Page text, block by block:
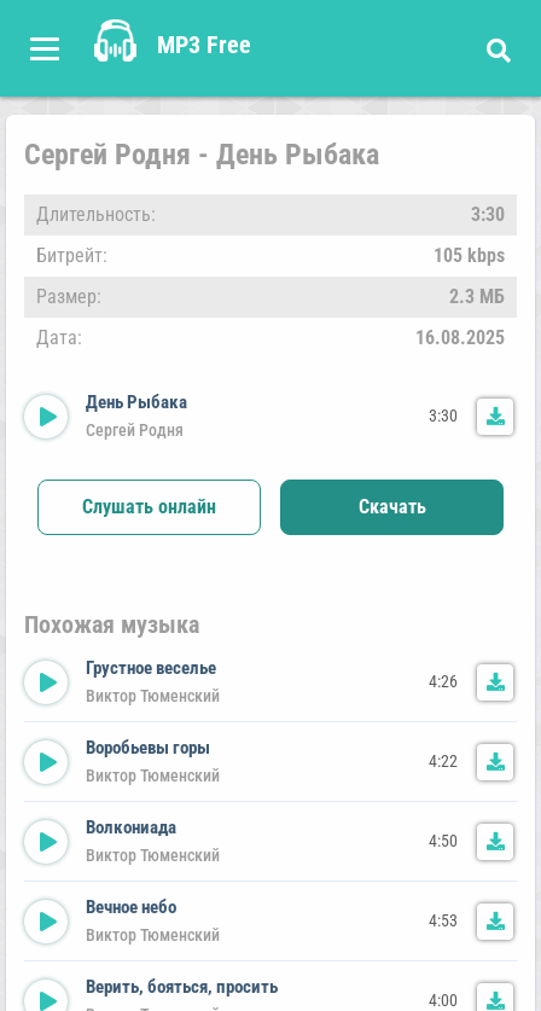
MP3 Free
Сергей Родня - День Рыбака
Длительность:
3:30
Битрейт:
105 kbps
Размер:
2.3 МБ
Дата:
16.08.2025
День Рыбака
Сергей Родня
3:30
Слушать онлайн Скачать
Похожая музыка
Грустное веселье
Виктор Тюменский
4:26
Воробьевы горы
Виктор Тюменский
4:22
Волкониада
Виктор Тюменский
4:50
Вечное небо
Виктор Тюменский
4:53
Верить, бояться, просить
4:00